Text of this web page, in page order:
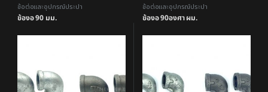
ข้อต่อและอุปกรณ์ประปา
ข้องอ 90 มม.
ข้อต่อและอุปกรณ์ประปา
ข้องอ 90องศา ผม.